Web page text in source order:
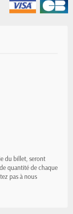
du billet, seront
quantité de chaque
pas à nous